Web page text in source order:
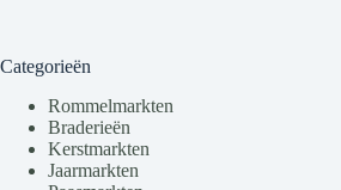
Categorieën
Rommelmarkten
Braderieën
Kerstmarkten
Jaarmarkten